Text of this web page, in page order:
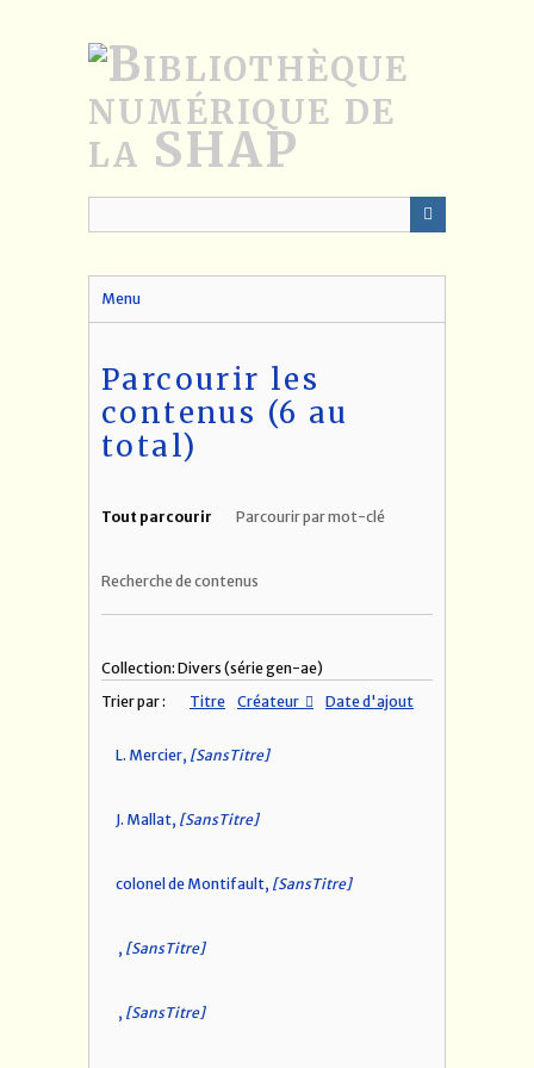
Menu
Parcourir les
contenus (6 au
total)
Tout parcourir Parcourir par mot-clé
Recherche de contenus
Collection: Divers (série gen-ae)
Trier par :
Titre Créateur Date d'ajout
L. Mercier, [SansTitre]
J. Mallat, [SansTitre]
colonel de Montifault, [SansTitre]
, [SansTitre]
, [SansTitre]